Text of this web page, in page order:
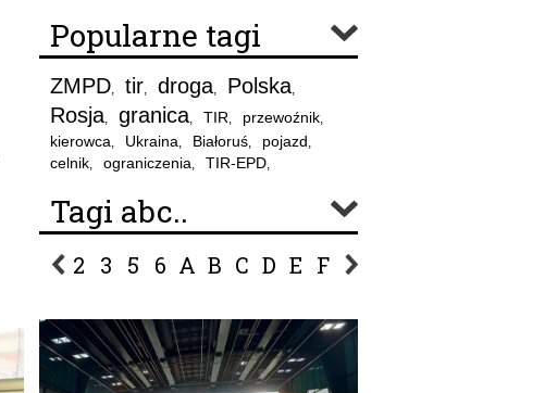
Popularne tagi
ZMPD, tir, droga, Polska,
Rosja, granica, TIR, przewoźnik,
kierowca, Ukraina, Białoruś, pojazd,
celnik, ograniczenia, TIR-EPD,
Tagi abc..
2 3 5 6 A B C D E F G